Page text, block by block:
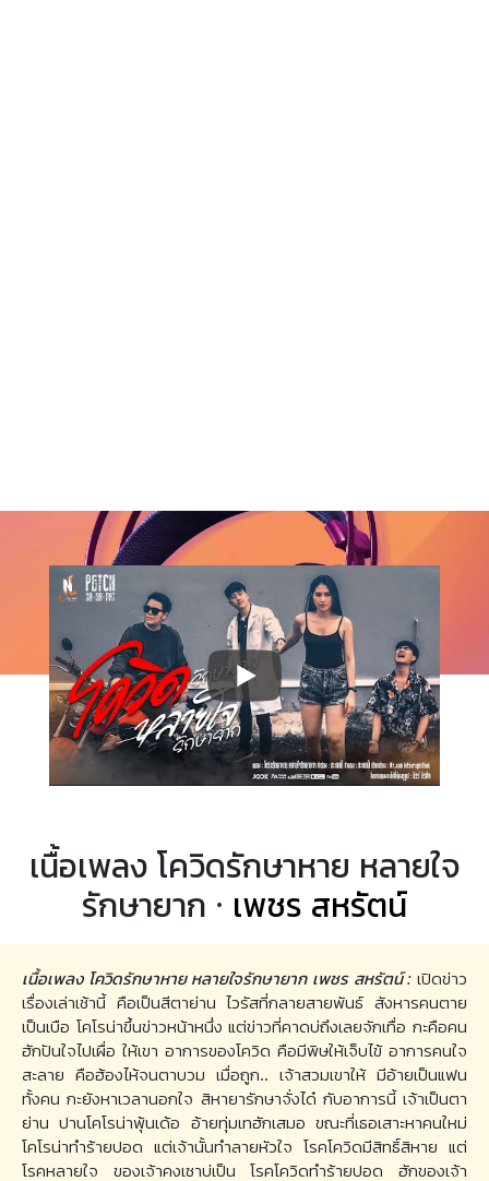
เนื้อเพลง โควิดรักษาหาย หลายใจ
รักษายาก · เพชร สหรัตน์
เนื้อเพลง โควิดรักษาหาย หลายใจรักษายาก เพชร สหรัตน์ : เปิดข่าว
เรื่องเล่าเช้านี้ คือเป็นสีตาย่าน ไวรัสที่กลายสายพันธ์ สังหารคนตาย
เป็นเบือ โคโรน่าขึ้นข่าวหน้าหนึ่ง แต่ข่าวที่คาดบ่ถึงเลยจักเทื่อ กะคือคน
ฮักปันใจไปเผื่อ ให้เขา อาการของโควิด คือมีพิษให้เจ็บไข้ อาการคนใจ
สะลาย คือฮ้องไห้จนตาบวม เมื่อถูก.. เจ้าสวมเขาให้ มีอ้ายเป็นแฟน
ทั้งคน กะยังหาเวลานอกใจ สิหายารักษาจั่งได๋ กับอาการนี้ เจ้าเป็นตา
ย่าน ปานโคโรน่าพุ้นเด้อ อ้ายทุ่มเทฮักเสมอ ขณะที่เธอเสาะหาคนใหม่
โคโรน่าทำร้ายปอด แต่เจ้านั้นทำลายหัวใจ โรคโควิดมีสิทธิ์สิหาย แต่
โรคหลายใจ ของเจ้าคงเซาบ่เป็น โรคโควิดทำร้ายปอด ฮักของเจ้า